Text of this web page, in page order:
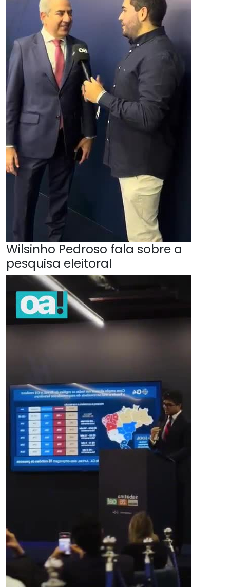
Wilsinho Pedroso fala sobre a
pesquisa eleitoral